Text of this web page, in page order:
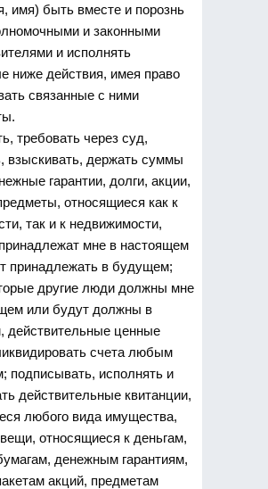
имя) быть вместе и порознь
и законными
и исполнять
ниже действия, имея право
связанные с ними
требовать через суд,
взыскивать, держать суммы
гарантии, долги, акции,
относящиеся как к
так и к недвижимости,
мне в настоящем
принадлежать в будущем;
другие люди должны мне
или будут должны в
действительные ценные
счета любым
подписывать, исполнять и
действительные квитанции,
любого вида имущества,
относящиеся к деньгам,
денежным гарантиям,
акций, предметам